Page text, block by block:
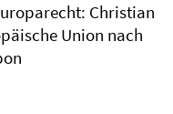
Christian
Union nach